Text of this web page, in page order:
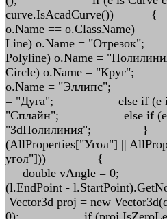
o.Name ==
Line) o.Name =
Polyline) o.Name =
Circle) o.Name =
o.Name = "Эллипс";
= "Дуга"; else if (e is
"Сплайн"; else if (e is
"3dПолилиния"; }
(AllProperties["Угол"] ||
угол"])) {
double vAngle = 0;
(l.EndPoint -
Vector3d proj = new
0); if